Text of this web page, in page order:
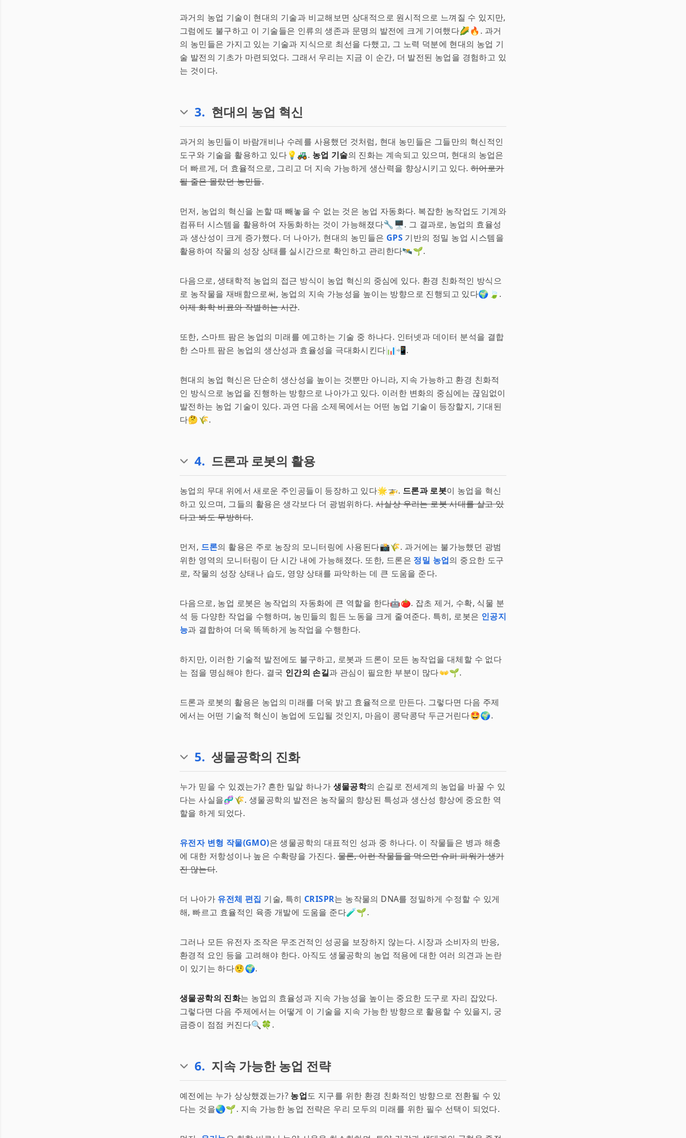
과거의 농업 기술이 현대의 기술과 비교해보면 상대적으로 원시적으로 느껴질 수 있지만,
그럼에도 불구하고 이 기술들은 인류의 생존과 문명의 발전에 크게 기여했다🌽🔥. 과거
의 농민들은 가지고 있는 기술과 지식으로 최선을 다했고, 그 노력 덕분에 현대의 농업 기
술 발전의 기초가 마련되었다. 그래서 우리는 지금 이 순간, 더 발전된 농업을 경험하고 있
는 것이다.
3. 현대의 농업 혁신
과거의 농민들이 바람개비나 수레를 사용했던 것처럼, 현대 농민들은 그들만의 혁신적인
도구와 기술을 활용하고 있다💡🚜. 농업 기술의 진화는 계속되고 있으며, 현대의 농업은
더 빠르게, 더 효율적으로, 그리고 더 지속 가능하게 생산력을 향상시키고 있다. 히어로가
될 줄은 몰랐던 농민들.
먼저, 농업의 혁신을 논할 때 빼놓을 수 없는 것은 농업 자동화다. 복잡한 농작업도 기계와
컴퓨터 시스템을 활용하여 자동화하는 것이 가능해졌다🔧🖥️. 그 결과로, 농업의 효율성
과 생산성이 크게 증가했다. 더 나아가, 현대의 농민들은 GPS 기반의 정밀 농업 시스템을
활용하여 작물의 성장 상태를 실시간으로 확인하고 관리한다🛰️🌱.
다음으로, 생태학적 농업의 접근 방식이 농업 혁신의 중심에 있다. 환경 친화적인 방식으
로 농작물을 재배함으로써, 농업의 지속 가능성을 높이는 방향으로 진행되고 있다🌍🍃.
이제 화학 비료와 작별하는 시간.
또한, 스마트 팜은 농업의 미래를 예고하는 기술 중 하나다. 인터넷과 데이터 분석을 결합
한 스마트 팜은 농업의 생산성과 효율성을 극대화시킨다📊📲.
현대의 농업 혁신은 단순히 생산성을 높이는 것뿐만 아니라, 지속 가능하고 환경 친화적
인 방식으로 농업을 진행하는 방향으로 나아가고 있다. 이러한 변화의 중심에는 끊임없이
발전하는 농업 기술이 있다. 과연 다음 소제목에서는 어떤 농업 기술이 등장할지, 기대된
다🤔🌾.
4. 드론과 로봇의 활용
농업의 무대 위에서 새로운 주인공들이 등장하고 있다🌟🚁. 드론과 로봇이 농업을 혁신
하고 있으며, 그들의 활용은 생각보다 더 광범위하다. 사실상 우리는 로봇 시대를 살고 있
다고 봐도 무방하다.
먼저, 드론의 활용은 주로 농장의 모니터링에 사용된다📸🌾. 과거에는 불가능했던 광범
위한 영역의 모니터링이 단 시간 내에 가능해졌다. 또한, 드론은 정밀 농업의 중요한 도구
로, 작물의 성장 상태나 습도, 영양 상태를 파악하는 데 큰 도움을 준다.
다음으로, 농업 로봇은 농작업의 자동화에 큰 역할을 한다🤖🍅. 잡초 제거, 수확, 식물 분
석 등 다양한 작업을 수행하며, 농민들의 힘든 노동을 크게 줄여준다. 특히, 로봇은 인공지
능과 결합하여 더욱 똑똑하게 농작업을 수행한다.
하지만, 이러한 기술적 발전에도 불구하고, 로봇과 드론이 모든 농작업을 대체할 수 없다
는 점을 명심해야 한다. 결국 인간의 손길과 관심이 필요한 부분이 많다👐🌱.
드론과 로봇의 활용은 농업의 미래를 더욱 밝고 효율적으로 만든다. 그렇다면 다음 주제
에서는 어떤 기술적 혁신이 농업에 도입될 것인지, 마음이 콩닥콩닥 두근거린다🤩🌍.
5. 생물공학의 진화
누가 믿을 수 있겠는가? 흔한 밀알 하나가 생물공학의 손길로 전세계의 농업을 바꿀 수 있
다는 사실을🧬🌾. 생물공학의 발전은 농작물의 향상된 특성과 생산성 향상에 중요한 역
할을 하게 되었다.
유전자 변형 작물(GMO)은 생물공학의 대표적인 성과 중 하나다. 이 작물들은 병과 해충
에 대한 저항성이나 높은 수확량을 가진다.물론, 이런 작물들을 먹으면 슈퍼 파워가 생기
진 않는다.
더 나아가 유전체 편집 기술, 특히 CRISPR는 농작물의 DNA를 정밀하게 수정할 수 있게
해, 빠르고 효율적인 육종 개발에 도움을 준다🧪🌱.
그러나 모든 유전자 조작은 무조건적인 성공을 보장하지 않는다. 시장과 소비자의 반응,
환경적 요인 등을 고려해야 한다. 아직도 생물공학의 농업 적용에 대한 여러 의견과 논란
이 있기는 하다🤨🌍.
생물공학의 진화는 농업의 효율성과 지속 가능성을 높이는 중요한 도구로 자리 잡았다.
그렇다면 다음 주제에서는 어떻게 이 기술을 지속 가능한 방향으로 활용할 수 있을지, 궁
금증이 점점 커진다🔍🍀.
6. 지속 가능한 농업 전략
예전에는 누가 상상했겠는가? 농업도 지구를 위한 환경 친화적인 방향으로 전환될 수 있
다는 것을🌏🌱. 지속 가능한 농업 전략은 우리 모두의 미래를 위한 필수 선택이 되었다.